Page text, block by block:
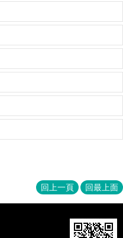
回上一頁 回最上面